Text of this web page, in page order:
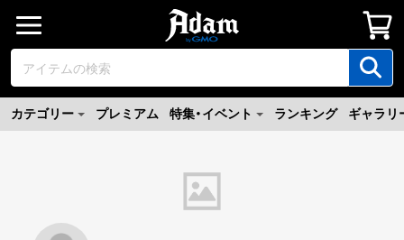
カテゴリー プレミアム 特集・イベント ランキング ギャラリ